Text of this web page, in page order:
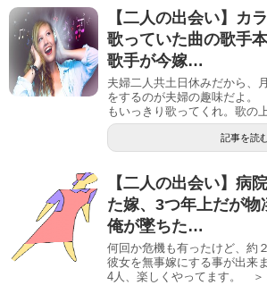
【二人の出会い】カ
歌っていた曲の歌手
歌手が今嫁…
夫婦二人共土日休みだから、
をするのが夫婦の趣味だよ
もいっきり歌ってくれ。歌の
記事を読
【二人の出会い】病
た嫁、3つ年上だが物
俺が墜ちた…
何回か危機も有ったけど、約
彼女を無事嫁にする事が出来
4人、楽しくやってます。